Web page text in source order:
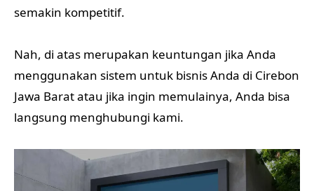
semakin kompetitif.
Nah, di atas merupakan keuntungan jika Anda
menggunakan sistem untuk bisnis Anda di Cirebon
Jawa Barat atau jika ingin memulainya, Anda bisa
langsung menghubungi kami.